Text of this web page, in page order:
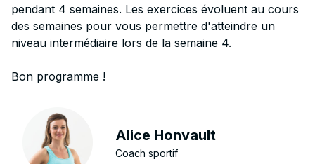
pendant 4 semaines. Les exercices évoluent au cours
des semaines pour vous permettre d'atteindre un
niveau intermédiaire lors de la semaine 4.
Bon programme !
Alice Honvault
Coach sportif